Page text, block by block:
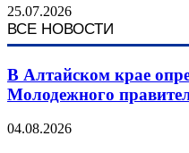
25.07.2026
ВСЕ НОВОСТИ
В Алтайском крае
Молодежного
04.08.2026